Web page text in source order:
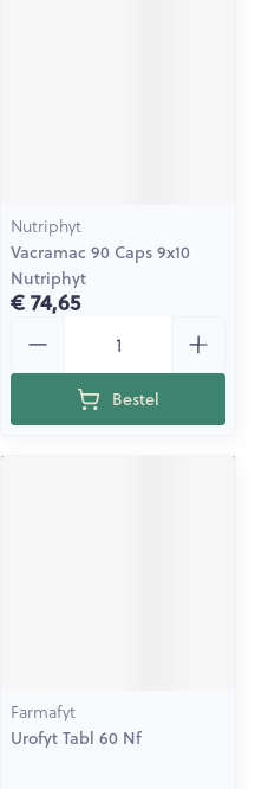
Nutriphyt
Vacramac 90 Caps 9x10
Nutriphyt
€ 74,65
Bestel
Farmafyt
Urofyt Tabl 60 Nf